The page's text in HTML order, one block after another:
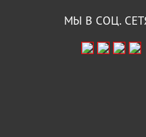
МЫ В СОЦ.
ДЛЯ ТАНЦЕВАЛЬНОЙ